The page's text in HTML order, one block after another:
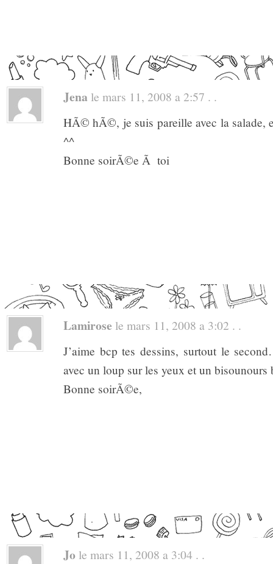
Jena le mars 11, 2008 a 2:57 . .
HÃ© hÃ©, je suis pareille avec la salade,
^^
Bonne soirÃ©e Ã toi
Lamirose le mars 11, 2008 a 3:02 . .
J’aime bcp tes dessins, surtout le
avec un loup sur les yeux et un bisounours
Bonne soirÃ©e,
Jo le mars 11, 2008 a 3:04 . .